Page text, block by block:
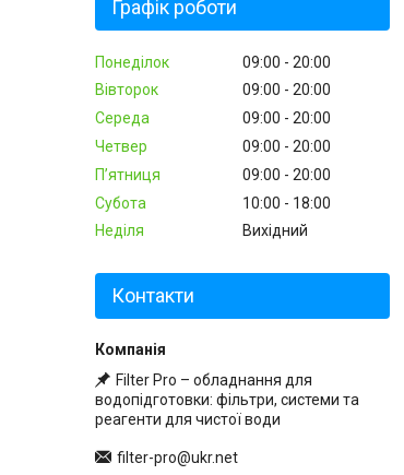
Графік роботи
Понеділок 09:00
20:00
Вівторок
09:00
20:00
Середа
09:00
20:00
Четвер
09:00
20:00
Пʼятниця
09:00
20:00
Субота
10:00
18:00
Неділя
Вихідний
Контакти
Filter Pro – обладнання для
водопідготовки: фільтри, системи та
реагенти для чистої води
filter-pro@ukr.net